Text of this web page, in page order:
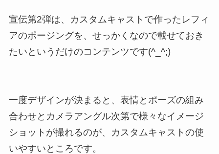
宣伝第2弾は、カスタムキャストで作ったレフィ
アのポージングを、せっかくなので載せておき
たいというだけのコンテンツです(^_^;)
一度デザインが決まると、表情とポーズの組み
合わせとカメラアングル次第で様々なイメージ
ショットが撮れるのが、カスタムキャストの使
いやすいところです。